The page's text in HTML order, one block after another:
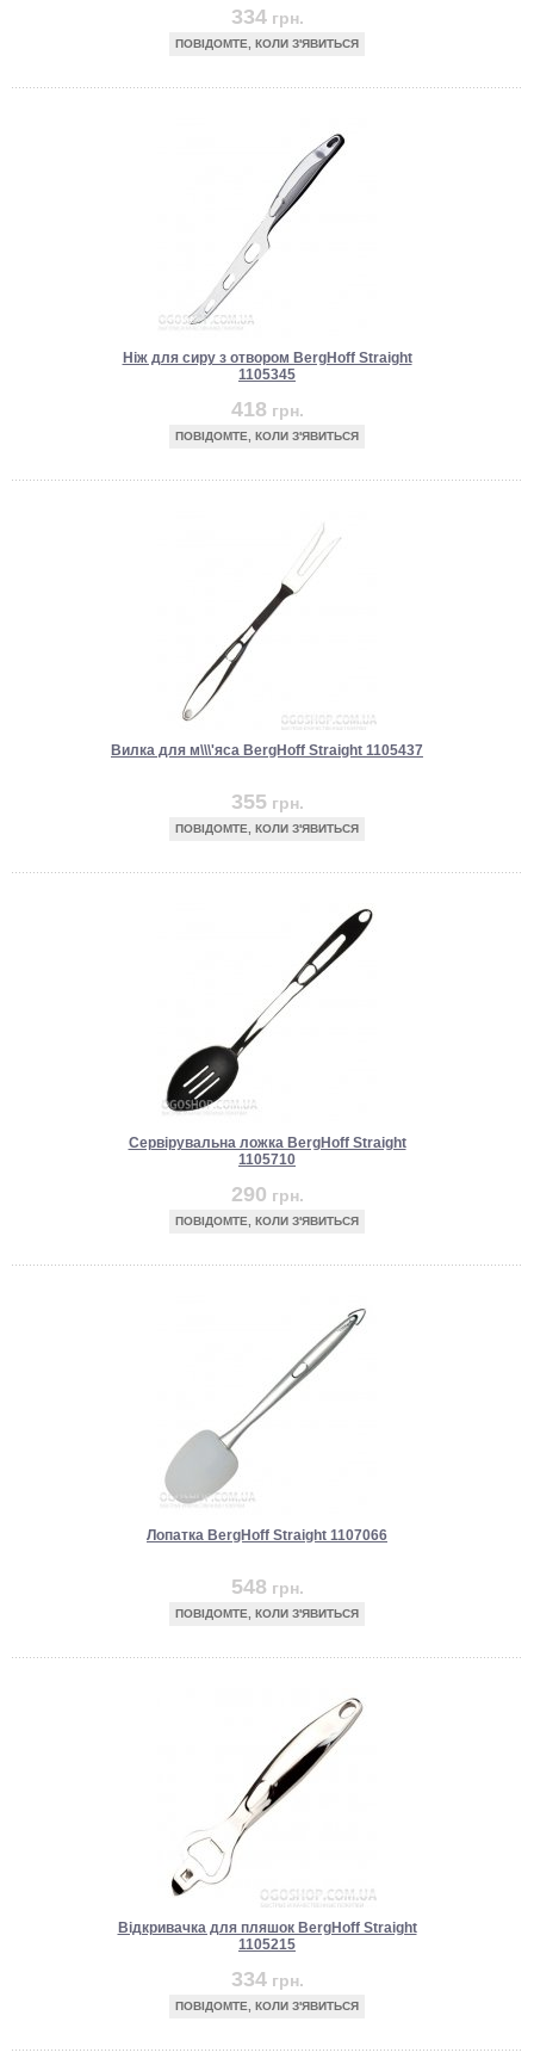
334 грн.
ПОВІДОМТЕ, КОЛИ З'ЯВИТЬСЯ
Ніж для сиру з отвором BergHoff Straight
1105345
418 грн.
ПОВІДОМТЕ, КОЛИ З'ЯВИТЬСЯ
Вилка для м\\\'яса BergHoff Straight 1105437
355 грн.
ПОВІДОМТЕ, КОЛИ З'ЯВИТЬСЯ
Сервірувальна ложка BergHoff Straight
1105710
290 грн.
ПОВІДОМТЕ, КОЛИ З'ЯВИТЬСЯ
Лопатка BergHoff Straight 1107066
548 грн.
ПОВІДОМТЕ, КОЛИ З'ЯВИТЬСЯ
Відкривачка для пляшок BergHoff Straight
1105215
334 грн.
ПОВІДОМТЕ, КОЛИ З'ЯВИТЬСЯ